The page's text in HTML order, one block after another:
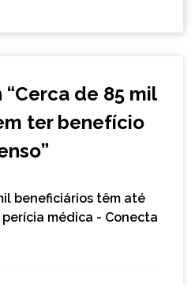
Cerca de 85 mil
ter benefício
”
beneficiários têm até
médica - Conecta